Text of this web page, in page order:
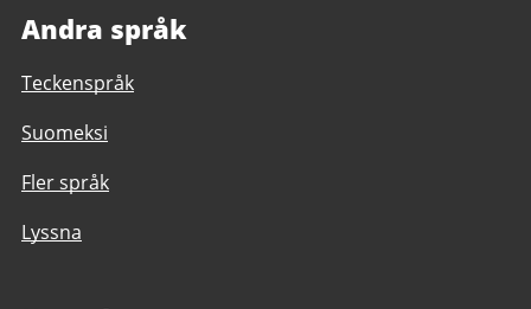
Andra språk
Teckenspråk
Suomeksi
Fler språk
Lyssna